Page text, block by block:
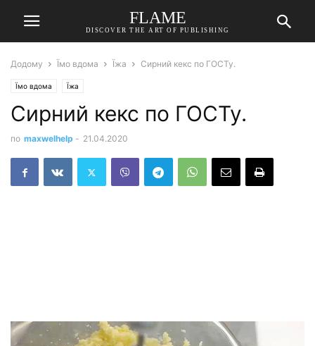
FLAME
DISCOVER THE ART OF PUBLISHING
Додому Їмо вдома Їжа Сирний кекс по ГОСТу.
Їмо вдома Їжа
Сирний кекс по ГОСТу.
по maxwelhelp - 21.04.2020